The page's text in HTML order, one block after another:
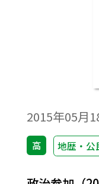
2015年05月
高 地歴・公